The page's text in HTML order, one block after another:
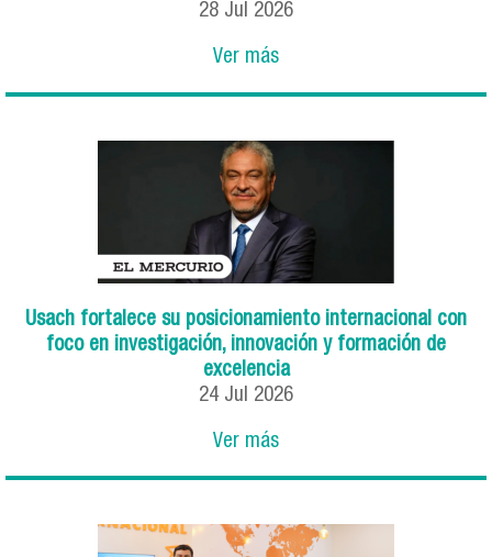
28 Jul 2026
Ver más
Usach fortalece su posicionamiento internacional con
foco en investigación, innovación y formación de
excelencia
24 Jul 2026
Ver más